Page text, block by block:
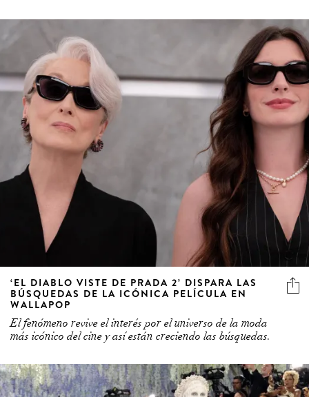
‘EL DIABLO VISTE DE PRADA 2’ DISPARA LAS
BÚSQUEDAS DE LA ICÓNICA PELÍCULA EN
WALLAPOP
El fenómeno revive el interés por el universo de la moda
más icónico del cine y así están creciendo las búsquedas.